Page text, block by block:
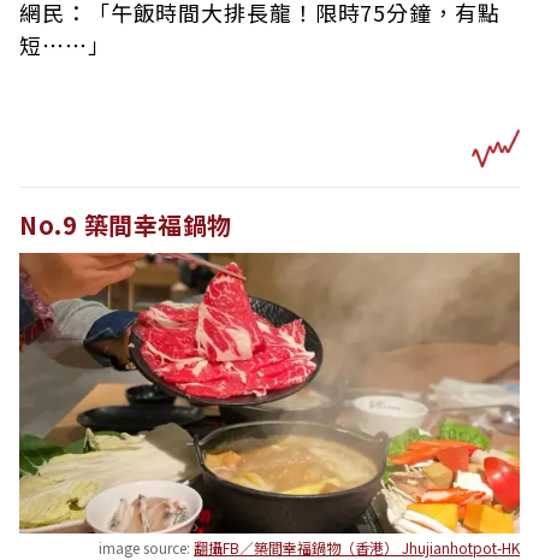
網民：「午飯時間大排長龍！限時75分鐘，有點
短⋯⋯」
No.9 築間幸福鍋物
image source: 翻攝FB／築間幸福鍋物（香港） Jhujianhotpot-HK